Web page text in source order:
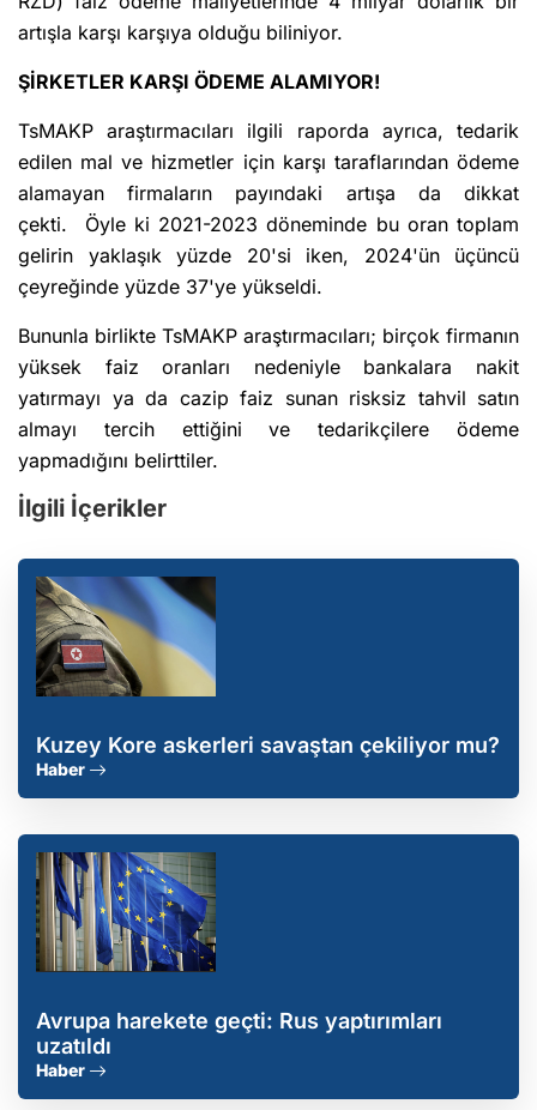
artışla karşı karşıya olduğu biliniyor.
ŞİRKETLER KARŞI ÖDEME ALAMIYOR!
TsMAKP araştırmacıları ilgili raporda ayrıca, tedarik
edilen mal ve hizmetler için karşı taraflarından ödeme
alamayan firmaların payındaki artışa da dikkat
çekti. Öyle ki 2021-2023 döneminde bu oran toplam
gelirin yaklaşık yüzde 20'si iken, 2024'ün üçüncü
çeyreğinde yüzde 37'ye yükseldi.
Bununla birlikte TsMAKP araştırmacıları; birçok firmanın
yüksek faiz oranları nedeniyle bankalara nakit
yatırmayı ya da cazip faiz sunan risksiz tahvil satın
almayı tercih ettiğini ve tedarikçilere ödeme
yapmadığını belirttiler.
İlgili İçerikler
Kuzey Kore askerleri savaştan çekiliyor mu?
Haber
Avrupa harekete geçti: Rus yaptırımları
uzatıldı
Haber